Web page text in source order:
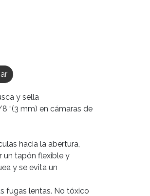
y sella
“(3 mm) en cámaras de
hacia la abertura,
un tapón flexible y
y se evita un
fugas lentas. No tóxico